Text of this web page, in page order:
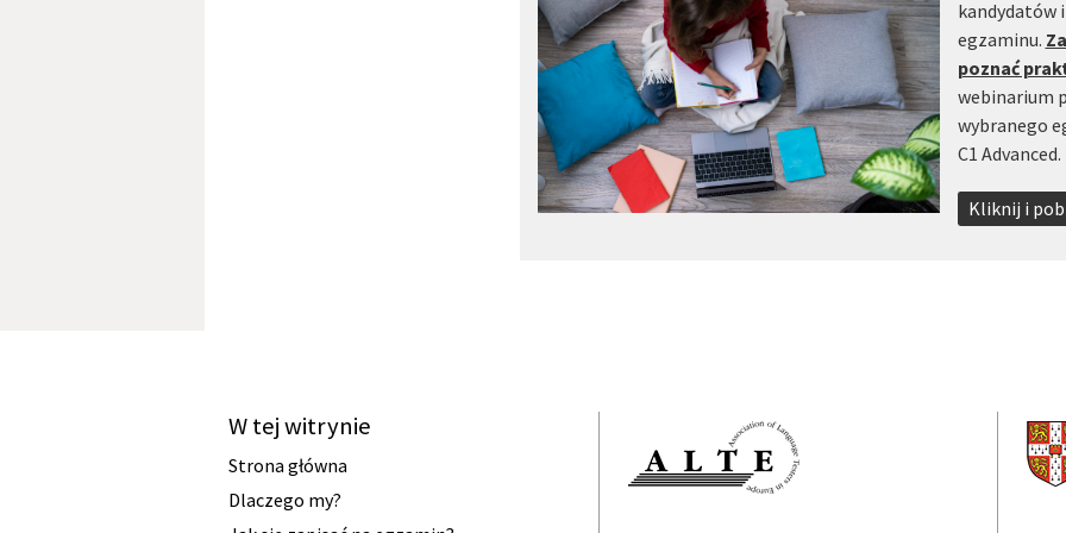
kandydatów
egzaminu.
poznać
webinarium
wybranego
C1 Advanced.
Kliknij i
W tej witrynie
Strona główna
Dlaczego my?